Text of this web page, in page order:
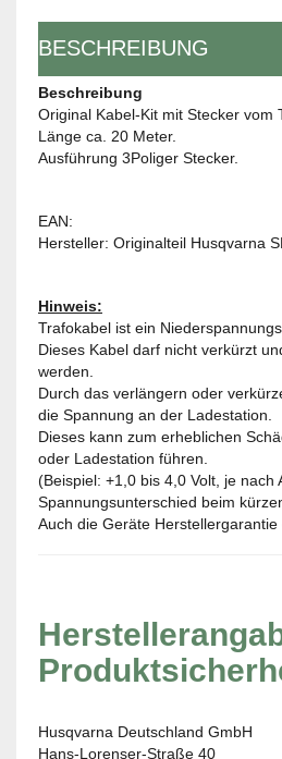
BESCHREIBUNG
Beschreibung
Original Kabel-Kit mit Stecker vom
Länge ca. 20 Meter.
Ausführung 3Poliger Stecker.
EAN:
Hersteller: Originalteil Husqvarna
Hinweis:
Trafokabel ist ein
Dieses Kabel darf nicht verkürzt
werden.
Durch das verlängern oder
die Spannung an der Ladestation.
Dieses kann zum erheblichen
oder Ladestation führen.
(Beispiel: +1,0 bis 4,0 Volt, je nach
Spannungsunterschied beim
Auch die Geräte
Husqvarna Deutschland GmbH
Hans-Lorenser-Straße 40